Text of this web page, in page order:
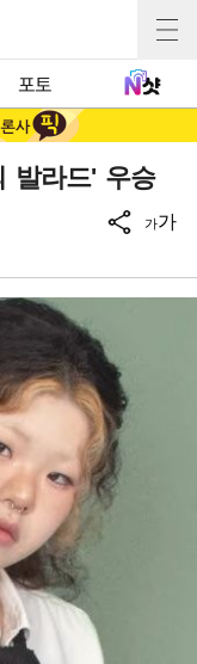
포토
발라드' 우승
가가